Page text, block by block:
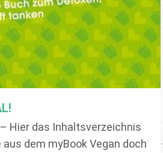
– Hier das Inhaltsverzeichnis
dem myBook Vegan doch